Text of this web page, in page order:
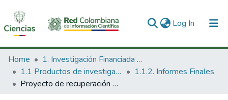
Log In (current)
Communities & Collections
All of DSpace
Home
1. Investigación Financiada con Recursos Públicos
1.1 Productos de investigación
1.1.2. Informes Finales
Proyecto de recuperación del patrimonio científico y bibliográfico de Lauchlin Currie.